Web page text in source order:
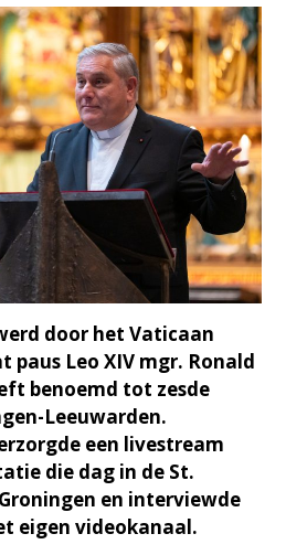
door het Vaticaan
paus Leo XIV mgr. Ronald
benoemd tot zesde
Leeuwarden.
een livestream
die dag in de St.
en interviewde
eigen videokanaal.